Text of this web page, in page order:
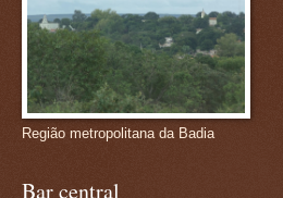
Região metropolitana da Badia
Bar central